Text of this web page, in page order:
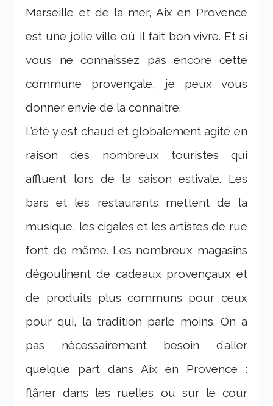
Marseille et de la mer, Aix en Provence
est une jolie ville où il fait bon vivre. Et si
vous ne connaissez pas encore cette
commune provençale, je peux vous
donner envie de la connaitre.
L’été y est chaud et globalement agité en
raison des nombreux touristes qui
affluent lors de la saison estivale. Les
bars et les restaurants mettent de la
musique, les cigales et les artistes de rue
font de même. Les nombreux magasins
dégoulinent de cadeaux provençaux et
de produits plus communs pour ceux
pour qui, la tradition parle moins. On a
pas nécessairement besoin d’aller
quelque part dans Aix en Provence :
flâner dans les ruelles ou sur le cour